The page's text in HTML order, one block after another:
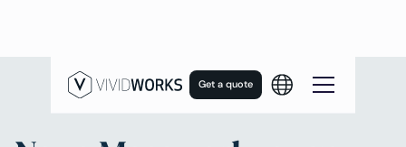
Get a quote